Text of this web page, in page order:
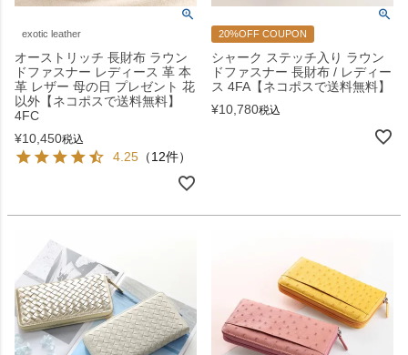
exotic leather
オーストリッチ 長財布 ラウン
ドファスナー レディース 革 本
革 レザー 母の日 プレゼント 花
以外【ネコポスで送料無料】
4FC
¥10,450税込
4.25 （12件）
20%OFF COUPON
シャーク ステッチ入り ラウン
ドファスナー 長財布 / レディー
ス 4FA【ネコポスで送料無料】
¥10,780税込